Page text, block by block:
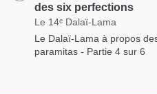
des six perfections
Le 14ᵉ Dalaï-Lama
Le Dalaï-Lama à propos
paramitas - Partie 4 sur 6